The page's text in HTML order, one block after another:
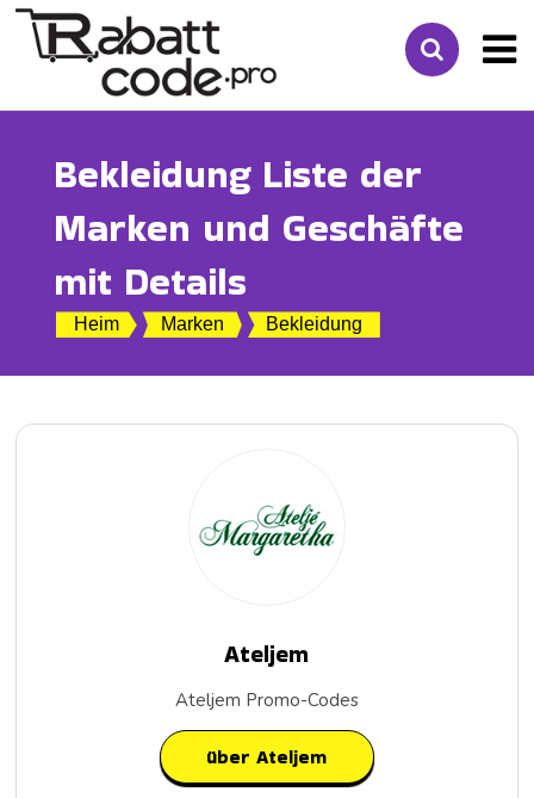
Bekleidung Liste der
Marken und Geschäfte
mit Details
Heim Marken Bekleidung
Ateljem
Ateljem Promo-Codes
über Ateljem